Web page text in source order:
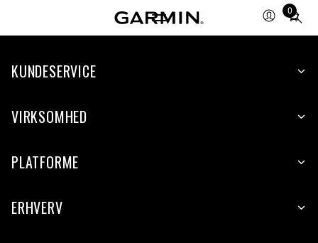
0
Total
items
cart:
KUNDESERVICE
VIRKSOMHED
PLATFORME
ERHVERV